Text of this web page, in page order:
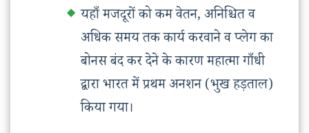
यहाँ मजदूरों को कम वेतन, अनिश्चित व
अधिक समय तक कार्य करवाने व प्लेग का
बोनस बंद कर देने के कारण महात्मा गाँधी
द्वारा भारत में प्रथम अनशन (भुख हड़ताल)
किया गया।